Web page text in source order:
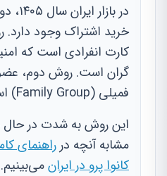
در
خرید اشتراک وجود
کارت انفرادی است که
گران است. روش دوم،
فمیلی (Family Group) است.
این روش به شدت در
مشابه آنچه در راهنمای
کانوا پرو در ایرانمی‌بینیم.